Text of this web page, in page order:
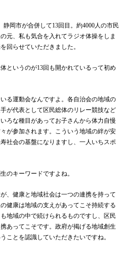
静岡市が合併して13回目。約4000人の市民
元、私も気合を入れてラジオ体操をしま
回らせていただきました。
というのが13回も開かれているって初め
る運動会なんですよ。各自治会の地域の
が代表として区民総体のリレー競技など
ろな種目があってお子さんから体力自慢
が参加されます。こういう地域の絆が安
社会の基盤になりますし、一人いちスポ
のキーワードですよね。
、健康と地域社会は一つの連携を持って
健康は地域の支えがあってこそ持続する
地域の中で続けられるものですし、区民
あってこそです。政府が掲げる地域創生
ことを認識していただきたいですね。